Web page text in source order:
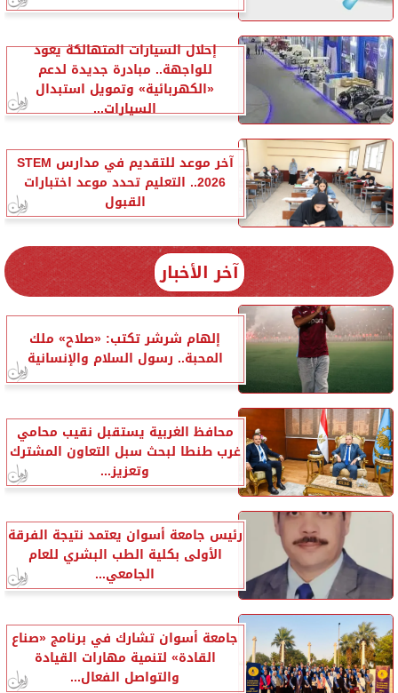
إحلال السيارات المتهالكة يعود
للواجهة.. مبادرة جديدة لدعم
«الكهربائية» وتمويل استبدال
السيارات...
آخر موعد للتقديم في مدارس STEM
2026.. التعليم تحدد موعد اختبارات
القبول
آخر الأخبار
إلهام شرشر تكتب: «صلاح» ملك
المحبة.. رسول السلام والإنسانية
محافظ الغربية يستقبل نقيب محامي
غرب طنطا لبحث سبل التعاون المشترك
وتعزيز...
رئيس جامعة أسوان يعتمد نتيجة الفرقة
الأولى بكلية الطب البشري للعام
الجامعي...
جامعة أسوان تشارك في برنامج «صناع
القادة» لتنمية مهارات القيادة
والتواصل الفعال...